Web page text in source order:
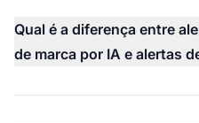
Qual é a diferença entre
de marca por IA e alertas